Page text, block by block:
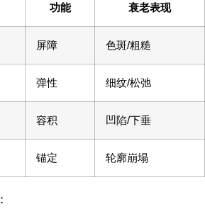
功能 衰老表现
屏障 色斑/粗糙
弹性 细纹/松弛
容积 凹陷/下垂
锚定 轮廓崩塌